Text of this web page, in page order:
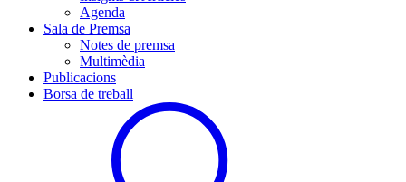
Agenda
Sala de Premsa
Notes de premsa
Multimèdia
Publicacions
Borsa de treball